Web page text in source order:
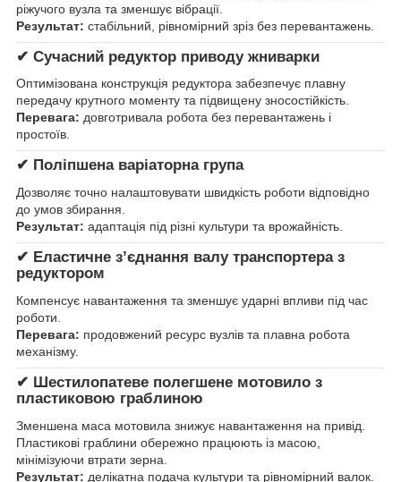
ріжучого вузла та зменшує вібрації.
Результат: стабільний, рівномірний зріз без перевантажень.
✔ Сучасний редуктор приводу жниварки
Оптимізована конструкція редуктора забезпечує плавну
передачу крутного моменту та підвищену зносостійкість.
Перевага: довготривала робота без перевантажень і
простоїв.
✔ Поліпшена варіаторна група
Дозволяє точно налаштовувати швидкість роботи відповідно
до умов збирання.
Результат: адаптація під різні культури та врожайність.
✔ Еластичне з’єднання валу транспортера з
редуктором
Компенсує навантаження та зменшує ударні впливи під час
роботи.
Перевага: продовжений ресурс вузлів та плавна робота
механізму.
✔ Шестилопатеве полегшене мотовило з
пластиковою граблиною
Зменшена маса мотовила знижує навантаження на привід.
Пластикові граблини обережно працюють із масою,
мінімізуючи втрати зерна.
Результат: делікатна подача культури та рівномірний валок.